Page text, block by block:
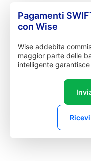
Pagamenti
con Wise
Wise addebita
maggior parte delle
intelligente